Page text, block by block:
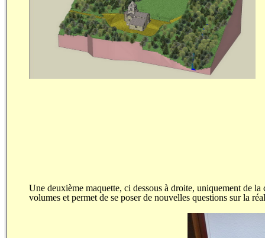
Une deuxième maquette, ci dessous à droite, uniquement de
volumes et permet de se poser de nouvelles questions sur la